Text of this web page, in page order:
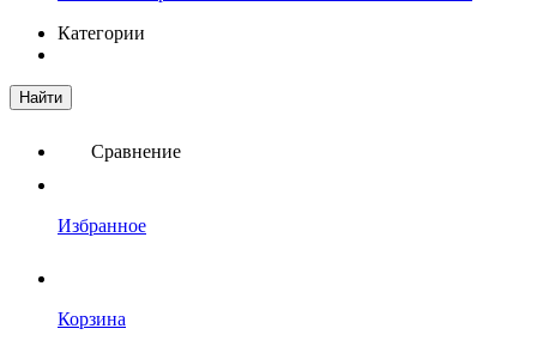
Категории
Найти
Сравнение
Избранное
Корзина